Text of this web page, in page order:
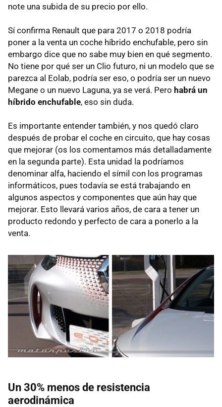
note una subida de su precio por ello.
Sí confirma Renault que para 2017 o 2018 podría
poner a la venta un coche híbrido enchufable, pero sin
embargo dice que no sabe muy bien en qué segmento.
No tiene por qué ser un Clio futuro, ni un modelo que se
parezca al Eolab, podría ser eso, o podría ser un nuevo
Megane o un nuevo Laguna, ya se verá. Pero habrá un
híbrido enchufable, eso sin duda.
Es importante entender también, y nos quedó claro
después de probar el coche en circuito, que hay cosas
que mejorar (os los comentamos más detalladamente
en la segunda parte). Esta unidad la podríamos
denominar alfa, haciendo el símil con los programas
informáticos, pues todavía se está trabajando en
algunos aspectos y componentes que aún hay que
mejorar. Esto llevará varios años, de cara a tener un
producto redondo y perfecto de cara a ponerlo a la
venta.
Un 30% menos de resistencia
aerodinámica